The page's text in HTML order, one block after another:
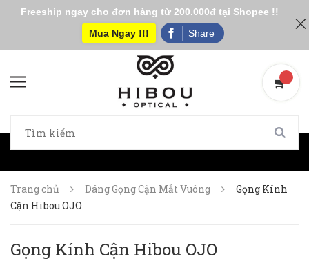
Trang chủ Dáng Gọng Cận Mắt Vuông
Gọng Kính
Cận Hibou OJO
Gọng Kính Cận Hibou OJO
Freeship ngay cho đơn hàng từ 200.000đ tại Shopee !!
Mua Ngay !!!
Share